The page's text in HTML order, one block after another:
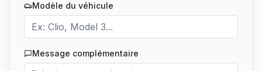
Modèle du véhicule
Message complémentaire